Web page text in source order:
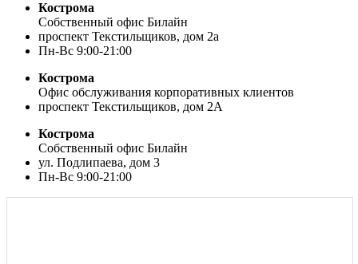
Кострома
Собственный офис Билайн
проспект Текстильщиков, дом 2а
Пн-Вс 9:00-21:00
Кострома
Офис обслуживания корпоративных клиентов
проспект Текстильщиков, дом 2А
Кострома
Собственный офис Билайн
ул. Подлипаева, дом 3
Пн-Вс 9:00-21:00